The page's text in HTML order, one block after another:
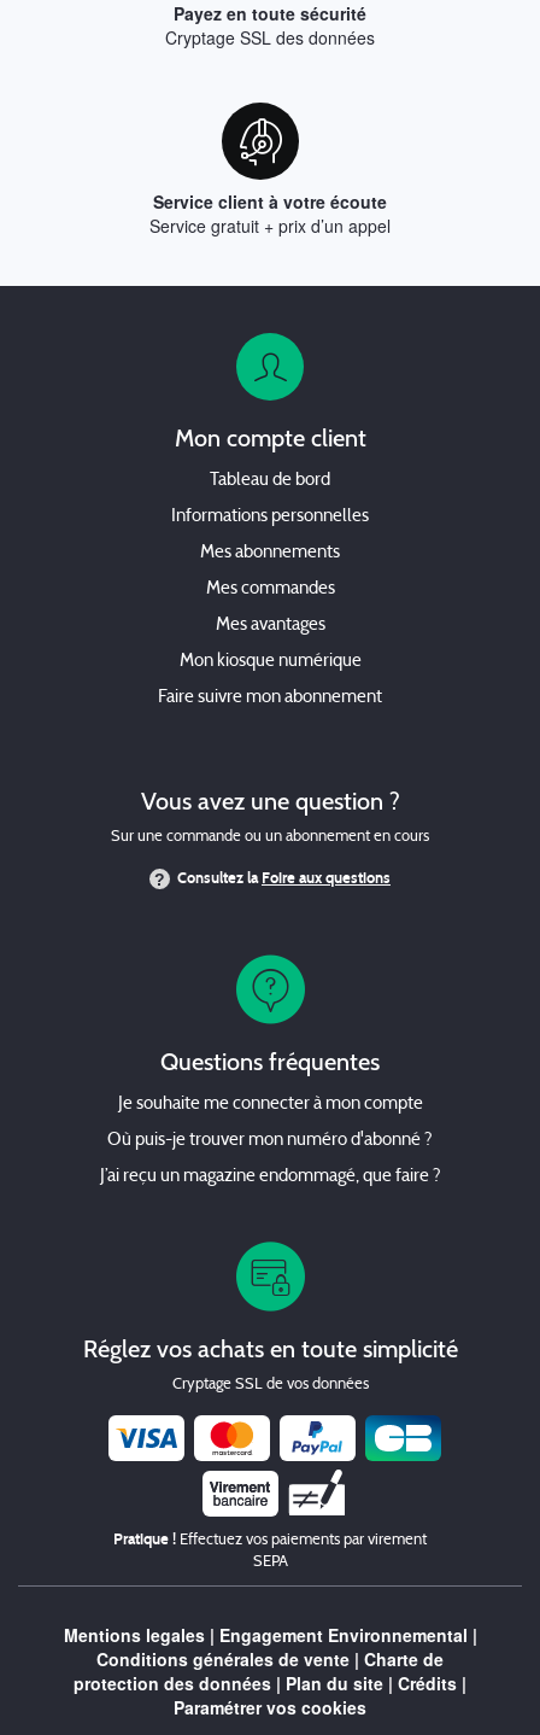
Payez en toute sécurité
Cryptage SSL des données
Service client à votre écoute
Service gratuit + prix d’un appel
Mon compte client
Tableau de bord
Informations personnelles
Mes abonnements
Mes commandes
Mes avantages
Mon kiosque numérique
Faire suivre mon abonnement
Vous avez une question ?
Sur une commande ou un abonnement en cours
Consultez laFoire aux questions
Questions fréquentes
Je souhaite me connecter à mon compte
Où puis-je trouver mon numéro d'abonné ?
J’ai reçu un magazine endommagé, que faire ?
Réglez vos achats en toute simplicité
Cryptage SSL de vos données
Chèque
Pratique ! Effectuez vos paiements par virement
SEPA
Mentions legales| Engagement Environnemental |
Conditions générales de vente | Charte de
protection des données | Plan du site | Crédits |
Paramétrer vos cookies